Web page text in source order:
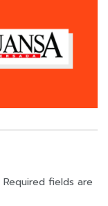
Required fields are